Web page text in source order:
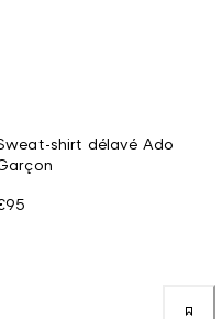
shirt délavé Ado